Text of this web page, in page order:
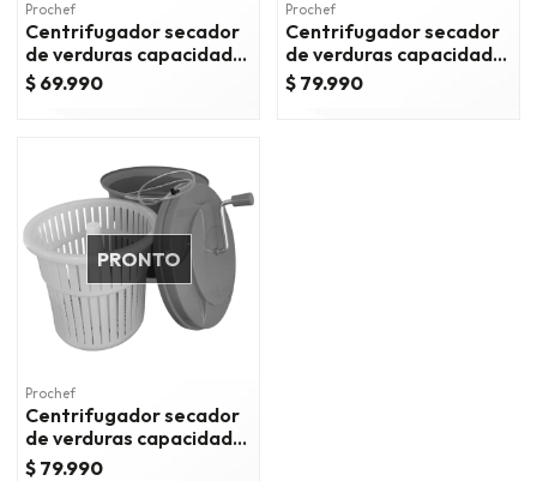
Prochef
Centrifugador secador
de verduras capacidad
12 lts - naranjo.
$ 69.990
Prochef
Centrifugador secador
de verduras capacidad
25 lts - naranjo.
$ 79.990
PRONTO
Prochef
Centrifugador secador
de verduras capacidad
25 lts - verde.
$ 79.990